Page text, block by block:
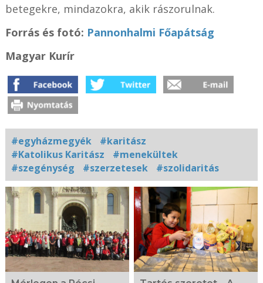
betegekre, mindazokra, akik rászorulnak.
Forrás és fotó: Pannonhalmi Főapátság
Magyar Kurír
#egyházmegyék
#karitász
#Katolikus Karitász
#menekültek
#szegénység
#szerzetesek #szolidaritás
Kapcsolódó
fotógaléria